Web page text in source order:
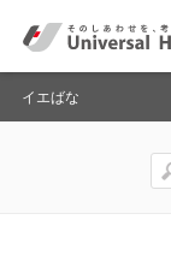
ユニバーサ
イエばな